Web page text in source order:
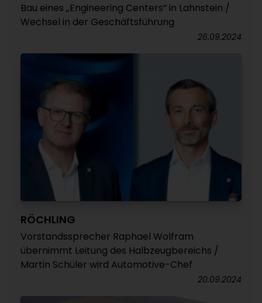
Bau eines „Engineering Centers“ in Lahnstein /
Wechsel in der Geschäftsführung
26.09.2024
RÖCHLING
Vorstandssprecher Raphael Wolfram
übernimmt Leitung des Halbzeugbereichs /
Martin Schüler wird Automotive-Chef
20.09.2024